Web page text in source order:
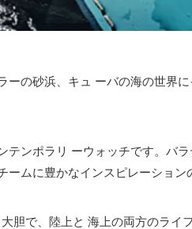
の砂浜、キュ ーバの海の世界
ンポラリ ーウォッチです。バ
ムに豊かなインスピレーション
胆で、陸上と 海上の両方のライ